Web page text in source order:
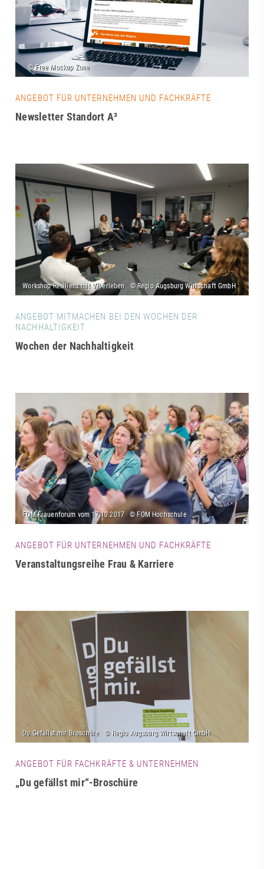
ANGEBOT FÜR UNTERNEHMEN UND FACHKRÄFTE
Newsletter Standort A³
ANGEBOT MITMACHEN BEI DEN WOCHEN DER
NACHHALTIGKEIT
Wochen der Nachhaltigkeit
ANGEBOT FÜR UNTERNEHMEN UND FACHKRÄFTE
Veranstaltungsreihe Frau & Karriere
ANGEBOT FÜR FACHKRÄFTE & UNTERNEHMEN
„Du gefällst mir“-Broschüre